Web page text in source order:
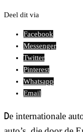
Deel dit via
Facebook
Messenger
Twitter
Pinterest
Whatsapp
Email
De internationale autowereld is recentelijk opgeschrikt door het nieuws dat China de invoerheffingen op elektrische